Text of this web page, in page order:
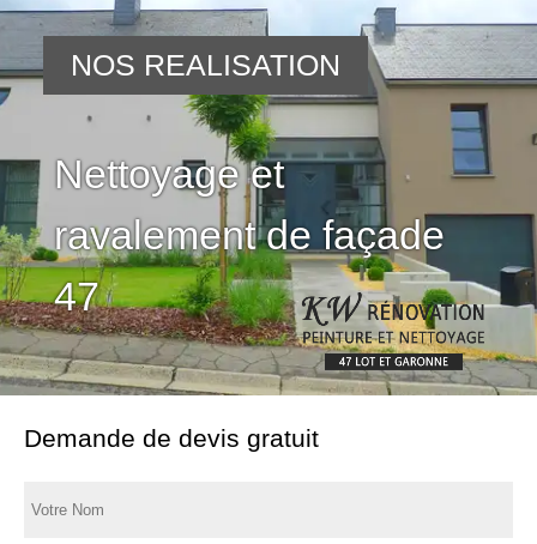
Nettoyage et
ravalement de façade
47
NOS REALISATION
Demande de devis gratuit